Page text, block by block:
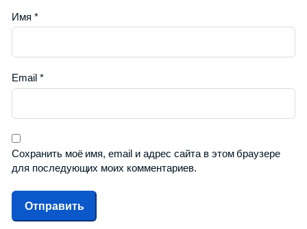
Имя *
Email *
Сохранить моё имя, email и адрес сайта в этом браузере
для последующих моих комментариев.